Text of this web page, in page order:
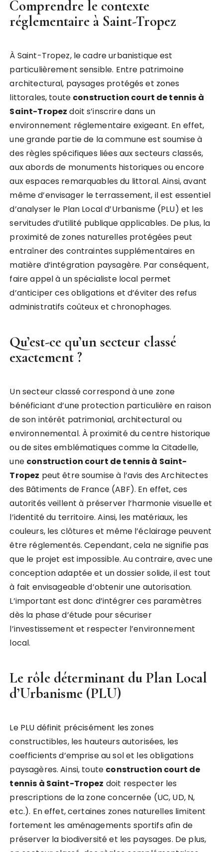
Comprendre le contexte
réglementaire à Saint-Tropez
À Saint-Tropez, le cadre urbanistique est
particulièrement sensible. Entre patrimoine
architectural, paysages protégés et zones
littorales, toute construction court de tennis à
Saint-Tropez doit s’inscrire dans un
environnement réglementaire exigeant. En effet,
une grande partie de la commune est soumise à
des règles spécifiques liées aux secteurs classés,
aux abords de monuments historiques ou encore
aux espaces remarquables du littoral. Ainsi, avant
même d’envisager le terrassement, il est essentiel
d’analyser le Plan Local d’Urbanisme (PLU) et les
servitudes d’utilité publique applicables. De plus, la
proximité de zones naturelles protégées peut
entraîner des contraintes supplémentaires en
matière d’intégration paysagère. Par conséquent,
faire appel à un spécialiste local permet
d’anticiper ces obligations et d’éviter des refus
administratifs coûteux et chronophages.
Qu’est-ce qu’un secteur classé
exactement ?
Un secteur classé correspond à une zone
bénéficiant d’une protection particulière en raison
de son intérêt patrimonial, architectural ou
environnemental. À proximité du centre historique
ou de sites emblématiques comme la Citadelle,
une construction court de tennis à Saint-
Tropez peut être soumise à l’avis des Architectes
des Bâtiments de France (ABF). En effet, ces
autorités veillent à préserver l’harmonie visuelle et
l’identité du territoire. Ainsi, les matériaux, les
couleurs, les clôtures et même l’éclairage peuvent
être réglementés. Cependant, cela ne signifie pas
que le projet est impossible. Au contraire, avec une
conception adaptée et un dossier solide, il est tout
à fait envisageable d’obtenir une autorisation.
L’important est donc d’intégrer ces paramètres
dès la phase d’étude pour sécuriser
l’investissement et respecter l’environnement
local.
Le rôle déterminant du Plan Local
d’Urbanisme (PLU)
Le PLU définit précisément les zones
constructibles, les hauteurs autorisées, les
coefficients d’emprise au sol et les obligations
paysagères. Ainsi, toute construction court de
tennis à Saint-Tropez doit respecter les
prescriptions de la zone concernée (UC, UD, N,
etc.). En effet, certaines zones naturelles limitent
fortement les aménagements sportifs afin de
préserver la biodiversité et les paysages. De plus,